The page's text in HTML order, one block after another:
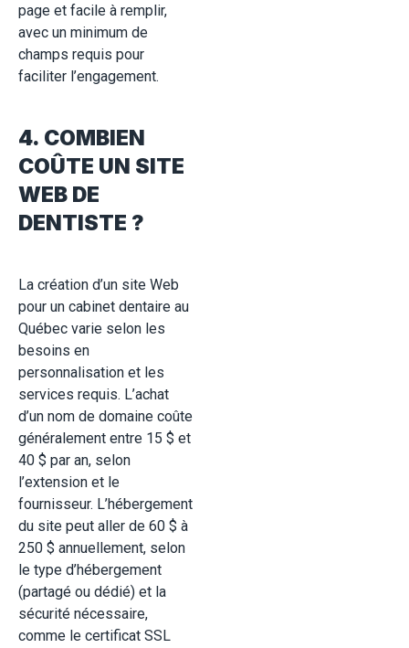
page et facile à remplir,
avec un minimum de
champs requis pour
faciliter l’engagement.
4. COMBIEN
COÛTE UN SITE
WEB DE
DENTISTE ?
La création d’un site Web
pour un cabinet dentaire au
Québec varie selon les
besoins en
personnalisation et les
services requis. L’achat
d’un nom de domaine coûte
généralement entre 15 $ et
40 $ par an, selon
l’extension et le
fournisseur. L’hébergement
du site peut aller de 60 $ à
250 $ annuellement, selon
le type d’hébergement
(partagé ou dédié) et la
sécurité nécessaire,
comme le certificat SSL